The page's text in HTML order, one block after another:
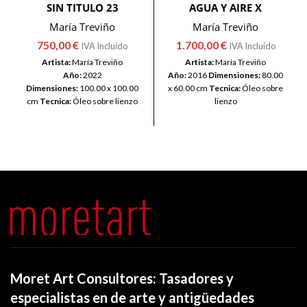
SIN TITULO 23
María Treviño
750,00€ IVA Incluído
Artista:María Treviño
Año:2022
Dimensiones: 100.00 x 100.00
cm Tecnica:Óleo sobre lienzo
AGUA Y AIRE X
María Treviño
1.700,00€ IVA Incluído
Artista:María Treviño
Año:2016 Dimensiones:80.00
x 60.00 cm Tecnica:Óleo sobre
lienzo
Moret Art Consultores: Tasadores y
especialistas en de arte y antigüedades